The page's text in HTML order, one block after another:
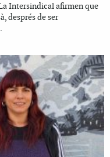
Intersindical afirmen que
després de ser